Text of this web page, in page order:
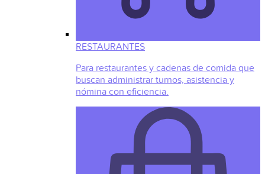
RESTAURANTES
Para restaurantes y cadenas de comida que
buscan administrar turnos, asistencia y
nómina con eficiencia.